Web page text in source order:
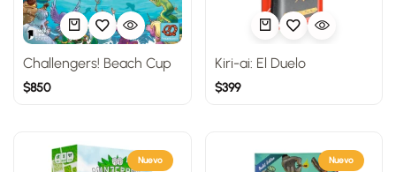
Challengers! Beach Cup
$850
Kiri-ai: El Duelo
$399
Nuevo Nuevo